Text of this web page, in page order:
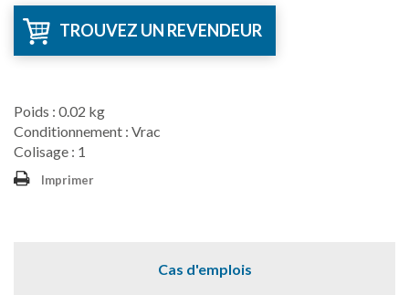
TROUVEZ UN REVENDEUR
Poids : 0.02 kg
Conditionnement : Vrac
Colisage : 1
Imprimer
Cas d'emplois